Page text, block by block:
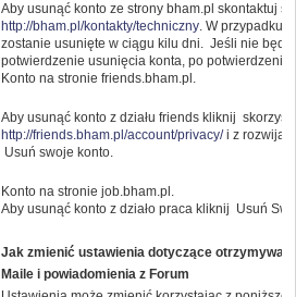
Aby usunąć konto ze strony bham.pl skontaktuj
http://bham.pl/kontakty/techniczny. W przypadku
zostanie usunięte w ciągu kilu dni. Jeśli nie
potwierdzenie usunięcia konta, po
Konto na stronie friends.bham.pl.
Aby usunąć konto z działu friends kliknij
http://friends.bham.pl/account/privacy/i z
Usuń swoje konto.
Konto na stronie job.bham.pl.
Aby usunąć konto z działo praca kliknij Usuń
Jak zmienić ustawienia dotyczące
Maile i powiadomienia z Forum